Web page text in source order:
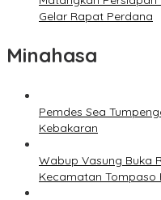
Gelar Rapat Perdana
Minahasa
Pemdes Sea
Kebakaran
Wabup Vasung Buka
Kecamatan Tompaso